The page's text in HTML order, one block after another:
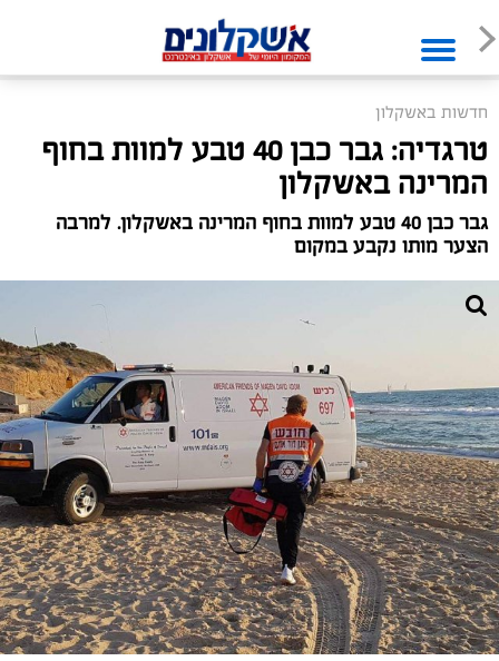
חדשות באשקלון
טרגדיה: גבר כבן 40 טבע למוות בחוף
המרינה באשקלון
גבר כבן 40 טבע למוות בחוף המרינה באשקלון. למרבה
הצער מותו נקבע במקום